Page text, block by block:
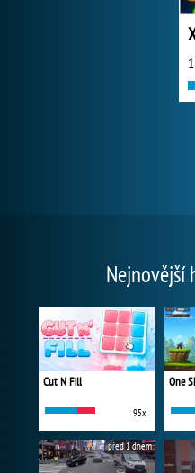
Nejnovější
Cut N Fill
95x
před 1 dnem